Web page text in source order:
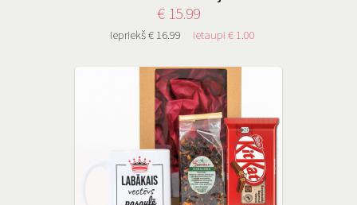
€ 15.99
iepriekš € 16.99 ietaupi € 1.00